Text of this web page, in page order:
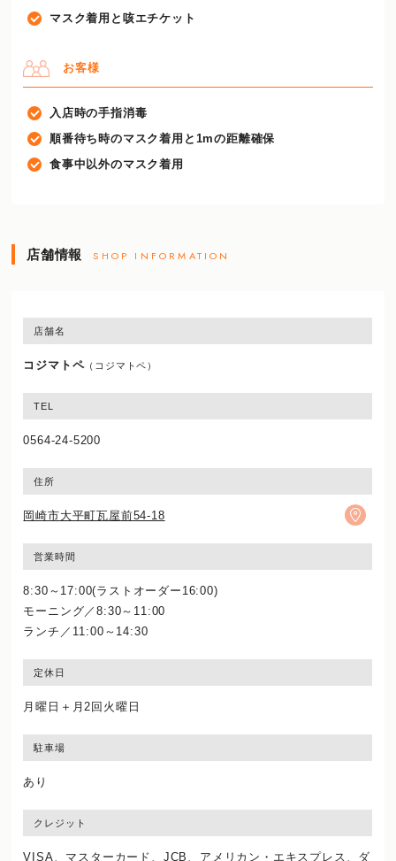
マスク着用と咳エチケット
お客様
入店時の手指消毒
順番待ち時のマスク着用と1mの距離確保
食事中以外のマスク着用
店舗情報 SHOP INFORMATION
店舗名
コジマトペ（コジマトペ）
TEL
0564-24-5200
住所
岡崎市大平町瓦屋前54-18
営業時間
8:30～17:00(ラストオーダー16:00)
モーニング／8:30～11:00
ランチ／11:00～14:30
定休日
月曜日＋月2回火曜日
駐車場
あり
クレジット
VISA、マスターカード、JCB、アメリカン・エキスプレス、ダ